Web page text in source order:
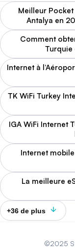
Meilleur
Antalya en
Comment
Turquie
Internet à
TK WiFi Turkey
IGA WiFi Internet
Internet
La meilleure
+36 de plus
©2025